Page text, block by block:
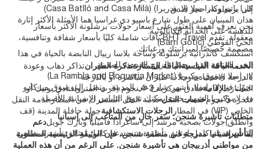
كازا باتيو وكازا ميلا (لا بيدريرا) (Casa Batlló and Casa Milà)
هذان المبنيان على طول شارع باسيو دي غراسيا هما الأمثلة الأكثر إثارة
للدهشة على الحداثة الكاتالونية.
الحي القوطي (Barri Gòtic)
استكشف كاتدرائية برشلونة وساحة بلاسا رييال النابضة بالحياة في هذا
الحي المتاهة الذي يحمل الروح القديمة للمدينة.
لا رامبلا وسوق بوكيريا (La Rambla and Boqueria Market)
تجوّل في لا رامبلا، أشهر شارع في المدينة، وتصل إلى سوق ميركادو
دي لا بوكيريا الشهير حيث يمكنك تذوق التاباس الإسبانية الأصيلة.
إلى برشلونة، حجز فندق
نحن نعرف أهمية العثور على أسعار جولات برشلونة الأكثر بأسعار
معقولة. تقدم BHT Travel باقات شاملة كليًا بأسعار شفافة وتنافسية،
مصممة خصيصًا لميزانيتك ورغباتك.
الخدمةالباقة القياسيةالباقة الممتازةتذكرة الطيرانتذاكر ذهاب وعودة
بالدرجة الاقتصاديةرحلات طيران مباشرة أو بالدرجة
الممتازةالإقامة
فنادق مركزية 3-4 نجوم (قرب المترو)فنادق بوتيك أو
فاخرة 5 نجوم
خدمات النقلخدمة النقل المشترك في المطارخدمة النقل
الخاص (VIP) في المطار
الرحلات الاستكشافيةجولة حافلة المدينة (قف
وانطلق)جولات بصحبة مرشد إلى ساغرادا فاميليا وبارك جويلدعم
التأشيرةدعم كامل لوثائق تأشيرة شنجندعم كامل لوثائق تأشيرة شنجن
متطلبات تأشيرة شنجن: سفر خالٍ من المتاعب إلى إسبانيا
بما أن إسبانيا مدرجة في منطقة شنجن، فإن الوثيقة الرئيسية المطلوبة
من مواطني أذربيجان هي تأشيرة شنجن. على الرغم من أن هذه العملية